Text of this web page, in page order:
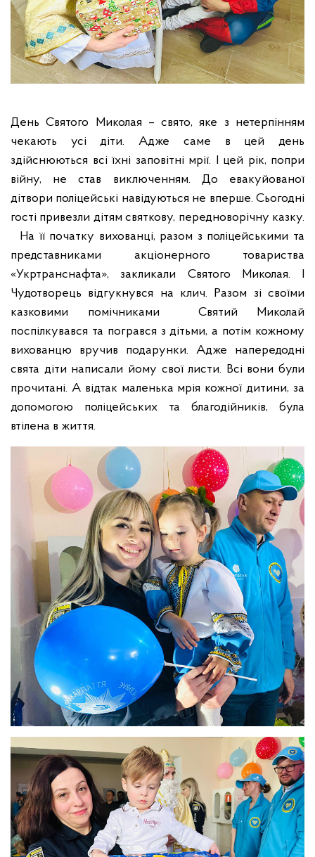
День Святого Миколая – свято, яке з нетерпінням
чекають усі діти. Адже саме в цей день
здійснюються всі їхні заповітні мрії. І цей рік, попри
війну, не став виключенням. До евакуйованої
дітвори поліцейські навідуються не вперше. Сьогодні
гості привезли дітям святкову, передноворічну казку.
На її початку вихованці, разом з поліцейськими та
представниками акціонерного товариства
«Укртранснафта», закликали Святого Миколая. І
Чудотворець відгукнувся на клич. Разом зі своїми
казковими помічниками Святий Миколай
поспілкувався та погрався з дітьми, а потім кожному
вихованцю вручив подарунки. Адже напередодні
свята діти написали йому свої листи. Всі вони були
прочитані. А відтак маленька мрія кожної дитини, за
допомогою поліцейських та благодійників, була
втілена в життя.